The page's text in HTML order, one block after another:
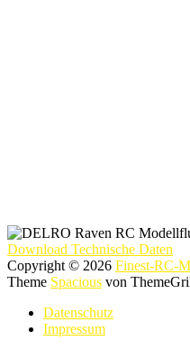
Download Technische Daten
Copyright © 2026 Finest-RC-
Theme Spacious von
Datenschutz
Impressum